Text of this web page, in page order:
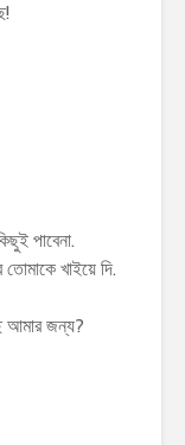
পাবেনা.
খাইয়ে দি.
আমার জন্য?